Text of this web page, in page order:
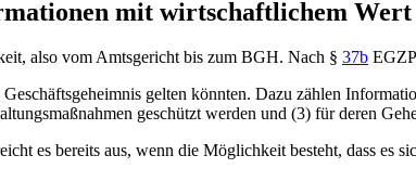
mit wirtschaftlichem Wert
also vom Amtsgericht bis zum BGH. Nach § 37b
Geschäftsgeheimnis gelten könnten. Dazu zählen
geschützt werden und (3) für deren
es bereits aus, wenn die Möglichkeit besteht, dass es